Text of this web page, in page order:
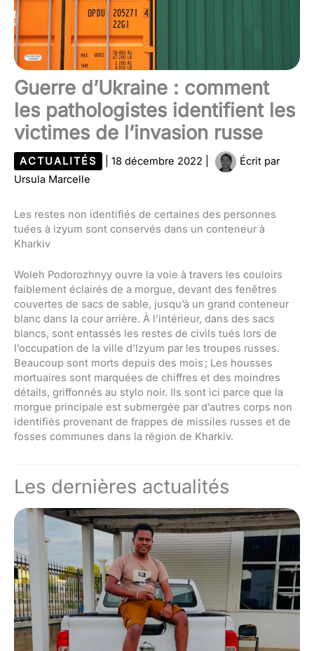
Guerre d’Ukraine : comment
les pathologistes identifient les
victimes de l’invasion russe
ACTUALITÉS 18 décembre 2022
Écrit par
Ursula Marcelle
Les restes non identifiés de certaines des personnes
tuées à izyum sont conservés dans un conteneur à
Kharkiv
Woleh Podorozhnyy ouvre la voie à travers les couloirs
faiblement éclairés de a morgue, devant des fenêtres
couvertes de sacs de sable, jusqu’à un grand conteneur
blanc dans la cour arrière. À l’intérieur, dans des sacs
blancs, sont entassés les restes de civils tués lors de
l’occupation de la ville d’Izyum par les troupes russes.
Beaucoup sont morts depuis des mois ; Les housses
mortuaires sont marquées de chiffres et des moindres
détails, griffonnés au stylo noir. Ils sont ici parce que la
morgue principale est submergée par d’autres corps non
identifiés provenant de frappes de missiles russes et de
fosses communes dans la région de Kharkiv.
Les dernières actualités